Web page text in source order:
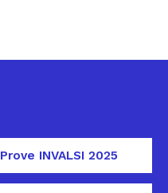
Prove INVALSI 2025